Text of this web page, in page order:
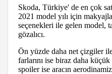
Skoda, Türkiye' de en çok
2021 model yılı için
seçenekleri ile gelen model,
gözalıcı.
Ön yüzde daha net çizgiler
farlarını ise biraz daha
spoiler ise aracın